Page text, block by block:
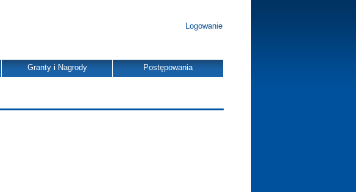
Logowanie
Granty i Nagrody Postępowania